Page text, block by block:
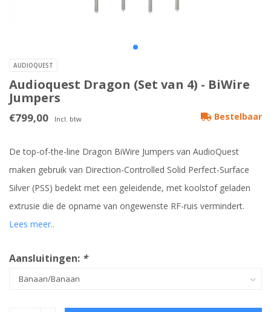
AUDIOQUEST
Audioquest Dragon (Set van 4) - BiWire
Jumpers
€799,00 Incl. btw Bestelbaar
De top-of-the-line Dragon BiWire Jumpers van AudioQuest
maken gebruik van Direction-Controlled Solid Perfect-Surface
Silver (PSS) bedekt met een geleidende, met koolstof geladen
extrusie die de opname van ongewenste RF-ruis vermindert.
Lees meer..
Aansluitingen: *